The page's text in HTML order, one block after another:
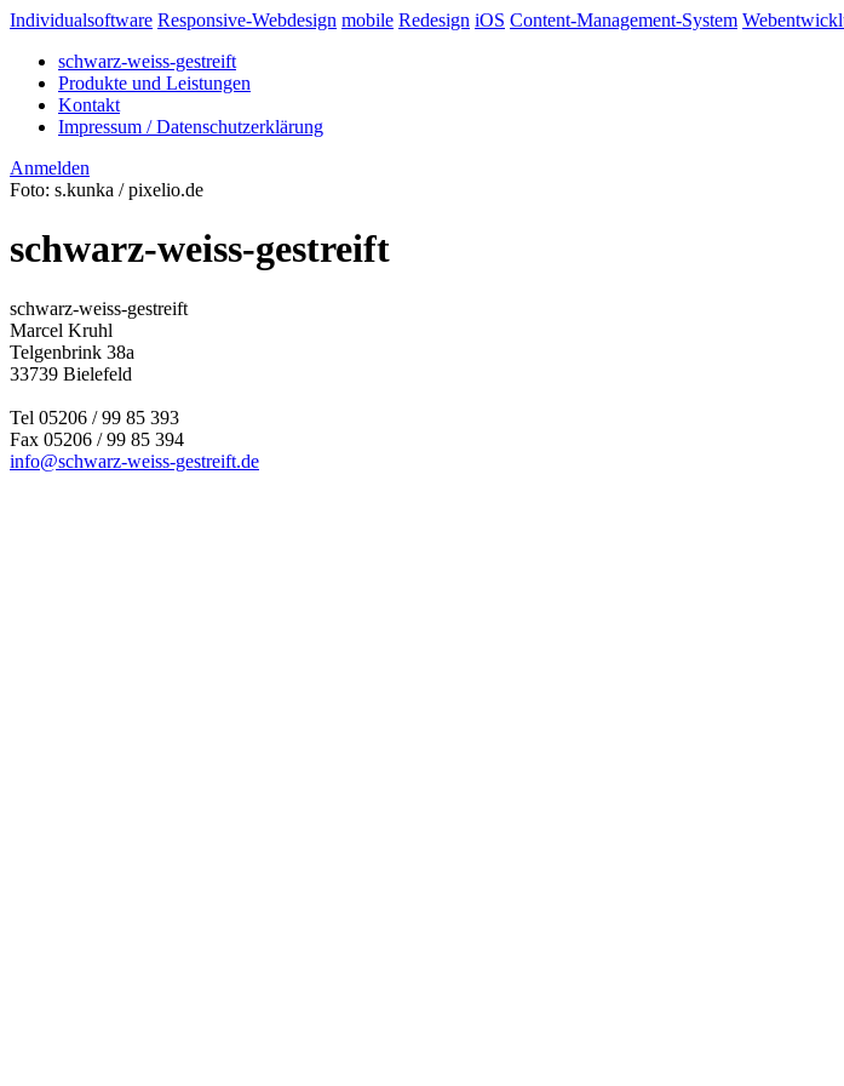
Individualsoftware Responsive-Webdesign mobile Redesign iOS Content-Management-System
schwarz-weiss-gestreift
Produkte und Leistungen
Kontakt
Impressum / Datenschutzerklärung
Anmelden
Foto: s.kunka / pixelio.de
schwarz-weiss-gestreift
schwarz-weiss-gestreift
Marcel Kruhl
Telgenbrink 38a
33739 Bielefeld
Tel 05206 / 99 85 393
Fax 05206 / 99 85 394
info@schwarz-weiss-gestreift.de